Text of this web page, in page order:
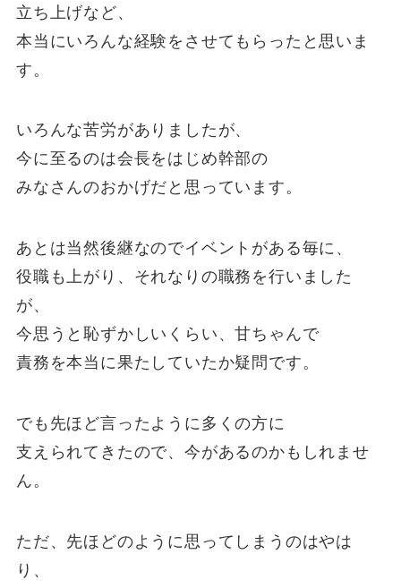
立ち上げなど、
本当にいろんな経験をさせてもらったと思いま
す。
いろんな苦労がありましたが、
今に至るのは会長をはじめ幹部の
みなさんのおかげだと思っています。
あとは当然後継なのでイベントがある毎に、
役職も上がり、それなりの職務を行いました
が、
今思うと恥ずかしいくらい、甘ちゃんで
責務を本当に果たしていたか疑問です。
でも先ほど言ったように多くの方に
支えられてきたので、今があるのかもしれませ
ん。
ただ、先ほどのように思ってしまうのはやは
り、